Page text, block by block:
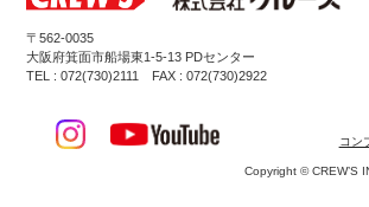
〒562-0035
大阪府箕面市船場東1-5-13 PDセンター
TEL : 072(730)2111 FAX : 072(730)2922
コン
Copyright © CREW’S